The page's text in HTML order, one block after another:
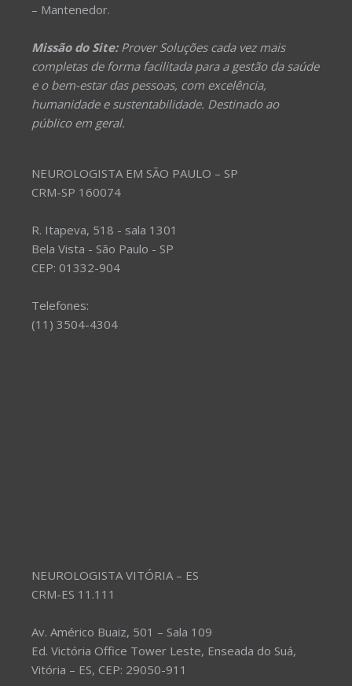
– Mantenedor.
Missão do Site:Prover Soluções cada vez mais
completas de forma facilitada para a gestão da saúde
e o bem-estar das pessoas, com excelência,
humanidade e sustentabilidade. Destinado ao
público em geral.
NEUROLOGISTA EM SÃO PAULO – SP
CRM-SP 160074
R. Itapeva, 518 - sala 1301
Bela Vista - São Paulo - SP
CEP: 01332-904
Telefones:
(11) 3504-4304
NEUROLOGISTA VITÓRIA – ES
CRM-ES 11.111
Av. Américo Buaiz, 501 – Sala 109
Ed. Victória Office Tower Leste, Enseada do Suá,
Vitória – ES, CEP: 29050-911